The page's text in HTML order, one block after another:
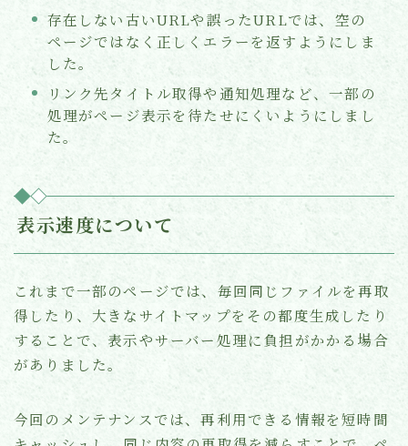
存在しない古いURLや誤ったURLでは、空の
ページではなく正しくエラーを返すようにしま
した。
リンク先タイトル取得や通知処理など、一部の
処理がページ表示を待たせにくいようにしまし
た。
表示速度について
これまで一部のページでは、毎回同じファイルを再取
得したり、大きなサイトマップをその都度生成したり
することで、表示やサーバー処理に負担がかかる場合
がありました。
今回のメンテナンスでは、再利用できる情報を短時間